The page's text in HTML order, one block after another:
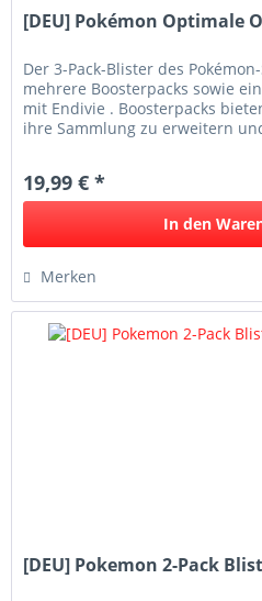
[DEU] Pokémon Optimale
Der 3-Pack-Blister des
mehrere Boosterpacks sowie
mit Endivie . Boosterpacks
ihre Sammlung zu erweitern
19,99 € *
In den
Merken
[DEU] Pokemon 2-Pack